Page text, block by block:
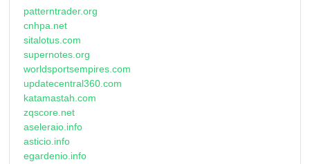
patterntrader.org
cnhpa.net
sitalotus.com
supernotes.org
worldsportsempires.com
updatecentral360.com
katamastah.com
zqscore.net
aseleraio.info
asticio.info
egardenio.info